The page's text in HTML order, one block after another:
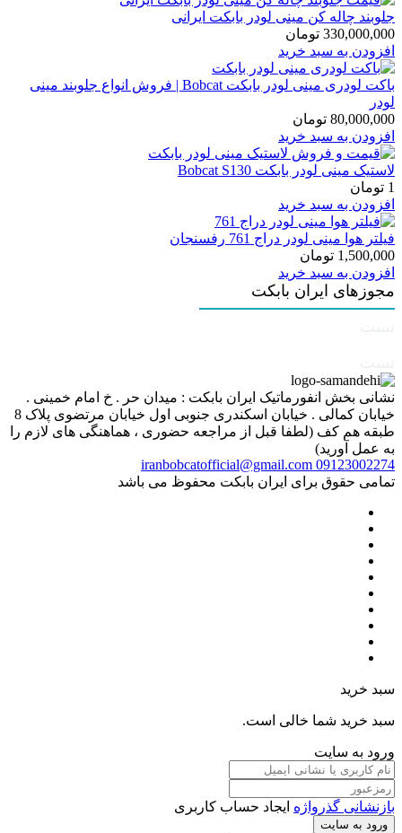
جلوبند چاله کن مینی لودر بابکت ایرانی
330,000,000 تومان
افزودن به سبد خرید
باکت لودری مینی لودر بابکت Bobcat | فروش انواع جلوبند مینی
لودر
80,000,000 تومان
افزودن به سبد خرید
لاستیک مینی لودر بابکت Bobcat S130
1 تومان
افزودن به سبد خرید
فیلتر هوا مینی لودر دراج 761 رفسنجان
1,500,000 تومان
افزودن به سبد خرید
مجوزهای ایران بابکت
نشانی بخش انفورماتیک ایران بابکت : میدان حر . خ امام خمینی .
خیابان کمالی . خیابان اسکندری جنوبی اول خیابان مرتضوی پلاک 8
طبقه هم کف (لطفا قبل از مراجعه حضوری ، هماهنگی های لازم را
به عمل آورید)
09123002274
iranbobcatofficial@gmail.com
تمامی حقوق برای ایران بابکت محفوظ می باشد
سبد خرید
سبد خرید شما خالی است.
ورود به سایت
بازنشانی گذرواژه ایجاد حساب کاربری
ورود به سایت